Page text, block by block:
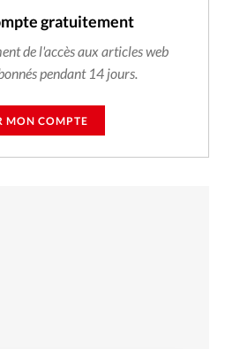
gratuitement
de l'accès aux articles web
pendant 14 jours.
MON COMPTE